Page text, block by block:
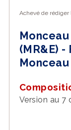
Achevé de
(MR&E) -
Version au 7